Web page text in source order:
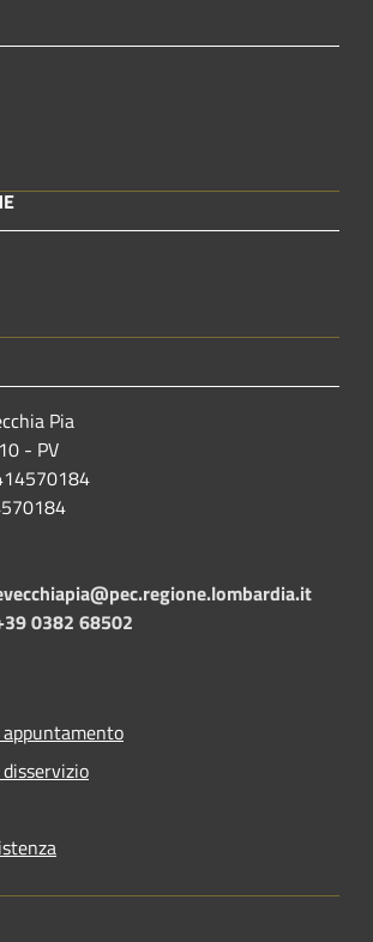
Pia
- PV
regione.lombardia.it
0382 68502